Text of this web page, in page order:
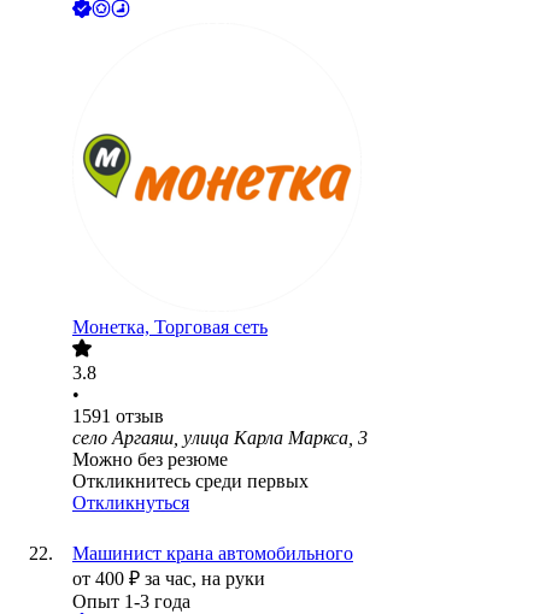
Монетка, Торговая сеть
3.8
•
1591 отзыв
село Аргаяш, улица Карла Маркса, 3
Можно без резюме
Откликнитесь среди первых
Откликнуться
Машинист крана автомобильного
от 400 ₽ за час, на руки
Опыт 1-3 года